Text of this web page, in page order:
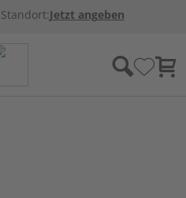
Jetzt angeben